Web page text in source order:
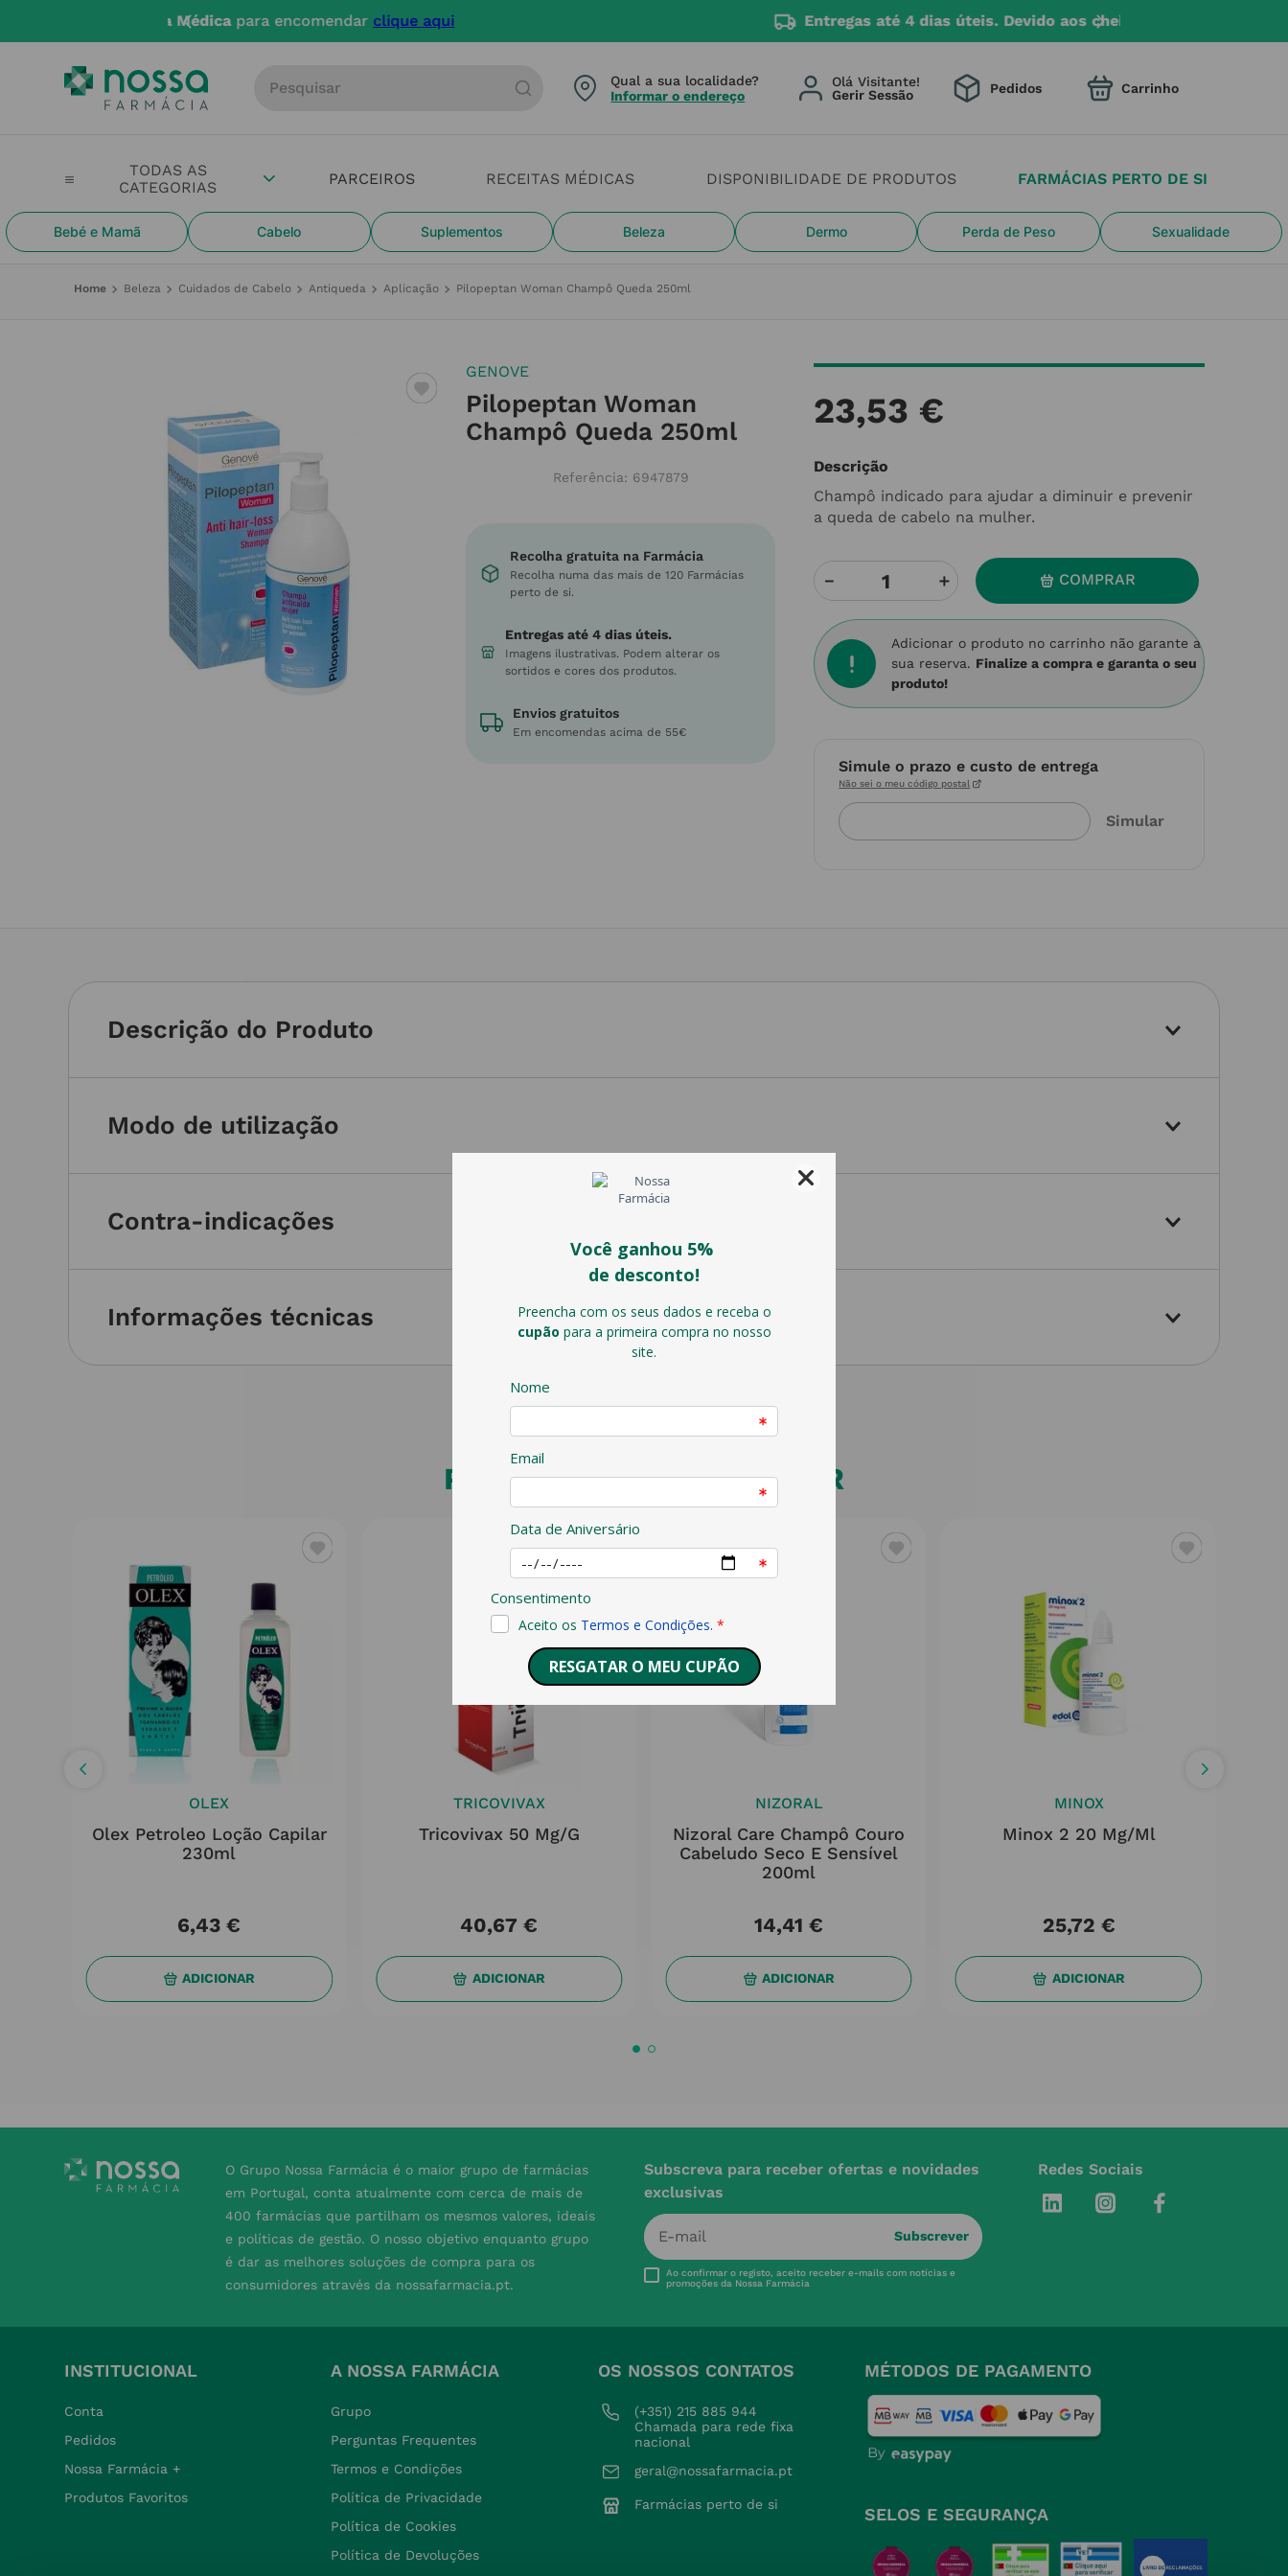
Entregas até 4 dias úteis. Devido aos cheias estamos com constrangimento na entrega.
PARCEIROS RECEITAS MÉDICAS DISPONIBILIDADE DE PRODUTOS FARMÁCIAS PERTO DE SI
Bebé e Mamã Cabelo Suplementos Beleza Dermo Perda de Peso Sexualidade
Qual a sua localidade?
Informar o endereço
Olá Visitante! Pedidos
Beleza Cuidados de Cabelo Antiqueda Aplicação Pilopeptan Woman Champô Queda 250ml
GENOVE
Pilopeptan Woman
Champô Queda 250ml
Referência: 6947879
Recolha gratuita na Farmácia
Recolha numa das mais de 120 Farmácias
perto de si.
Entregas até 4 dias úteis.
Imagens ilustrativas. Podem alterar os
sortidos e cores dos produtos.
Envios gratuitos
Em encomendas acima de 55€
23,53 €
Descrição
Champô indicado para ajudar a diminuir e prevenir
a queda de cabelo na mulher.
＋
－ COMPRAR
Adicionar o produto no carrinho não garante a
sua reserva. Finalize a compra e garanta o seu
produto!
Simule o prazo e custo de entrega
Não sei o meu código postal
Descrição do Produto
Modo de utilização
Contra-indicações
Informações técnicas
PODERÁ TAMBÉM GOSTAR
OLEX
Olex Petroleo Loção Capilar
230ml
6,43 €
ADICIONAR
TRICOVIVAX
Tricovivax 50 Mg/g
40,67 €
ADICIONAR
NIZORAL
Nizoral Care Champô Couro
Cabeludo Seco E Sensível
200ml
14,41 €
ADICIONAR
MINOX
Minox 2 20 Mg/ml
25,72 €
ADICIONAR
O Grupo Nossa Farmácia é o maior grupo de farmácias
em Portugal, conta atualmente com cerca de mais de
400 farmácias que partilham os mesmos valores, ideais
e políticas de gestão. O nosso objetivo enquanto grupo
é dar as melhores soluções de compra para os
consumidores através da nossafarmacia.pt.
Subscreva para receber ofertas e novidades
exclusivas
Subscrever
Ao confirmar o registo, aceito receber e-mails com notícias e
promoções da Nossa Farmácia
Redes Sociais
INSTITUCIONAL
Conta
Pedidos
Nossa Farmácia +
Produtos Favoritos
A NOSSA FARMÁCIA
Grupo
Perguntas Frequentes
Termos e Condições
Política de Privacidade
Política de Cookies
Política de Devoluções
OS NOSSOS CONTATOS
(+351) 215 885 944
Chamada para rede fixa
nacional
geral@nossafarmacia.pt
Farmácias perto de si
MÉTODOS DE PAGAMENTO
SELOS E SEGURANÇA